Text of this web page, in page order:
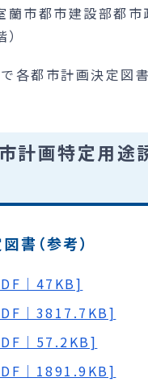
蘭市都市建設部都市
で各都市計画決定図
計画特定用途
書（参考）
｜47KB]
｜3817.7KB]
｜57.2KB]
｜1891.9KB]